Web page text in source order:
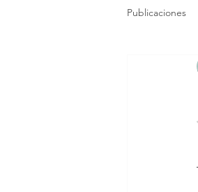
Publicaciones